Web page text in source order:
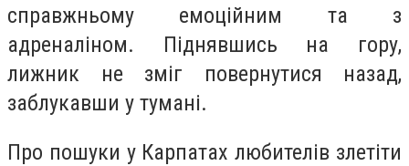
справжньому емоційним та з
адреналіном. Піднявшись на гору,
лижник не зміг повернутися назад,
заблукавши у тумані.
Про пошуки у Карпатах любителів злетіти